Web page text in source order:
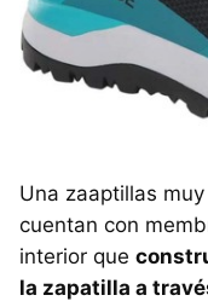
Una zaaptillas
cuentan con
interior que
la zapatilla a